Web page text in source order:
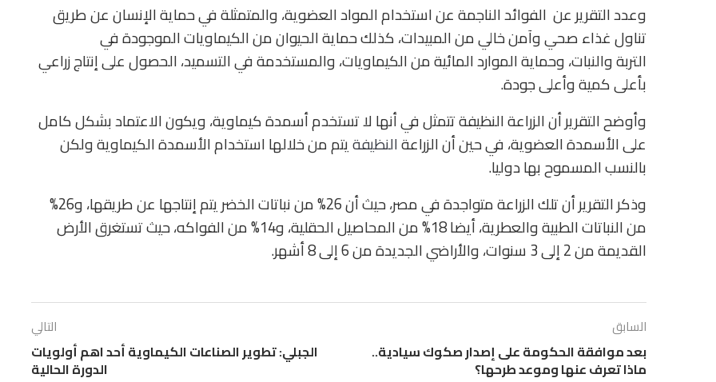
وعدد التقرير عن الفوائد الناجمة عن استخدام المواد العضوية، والمتمثلة في حماية الإنسان عن طريق
تناول غذاء صحي وآمن خالي من المبيدات، كذلك حماية الحيوان من الكيماويات الموجودة في
التربة والنبات، وحماية الموارد المائية من الكيماويات، والمستخدمة في التسميد، الحصول على إنتاج زراعي
بأعلى كمية وأعلى جودة.
وأوضح التقرير أن الزراعة النظيفة تتمثل في أنها لا تستخدم أسمدة كيماوية، ويكون الاعتماد بشكل كامل
على الأسمدة العضوية، في حين أن الزراعةالنظيفةيتم من خلالها استخدام الأسمدة الكيماوية ولكن
بالنسب المسموح بها دوليا.
وذكر التقرير أن تلك الزراعة متواجدة في مصر، حيث أن 26% من نباتات الخضر يتم إنتاجها عن طريقها، و26%
من النباتات الطبية والعطرية، أيضا 18% من المحاصيل الحقلية، و14% من الفواكه، حيث تستغرق الأرض
القديمة من 2 إلى 3 سنوات، والأراضي الجديدة من 6 إلى 8 أشهر.
السابق
بعد موافقة الحكومة على إصدار صكوك سيادية..
ماذا تعرف عنها وموعد طرحها؟
التالي
الجبلي: تطوير الصناعات الكيماوية أحد اهم أولويات
الدورة الحالية